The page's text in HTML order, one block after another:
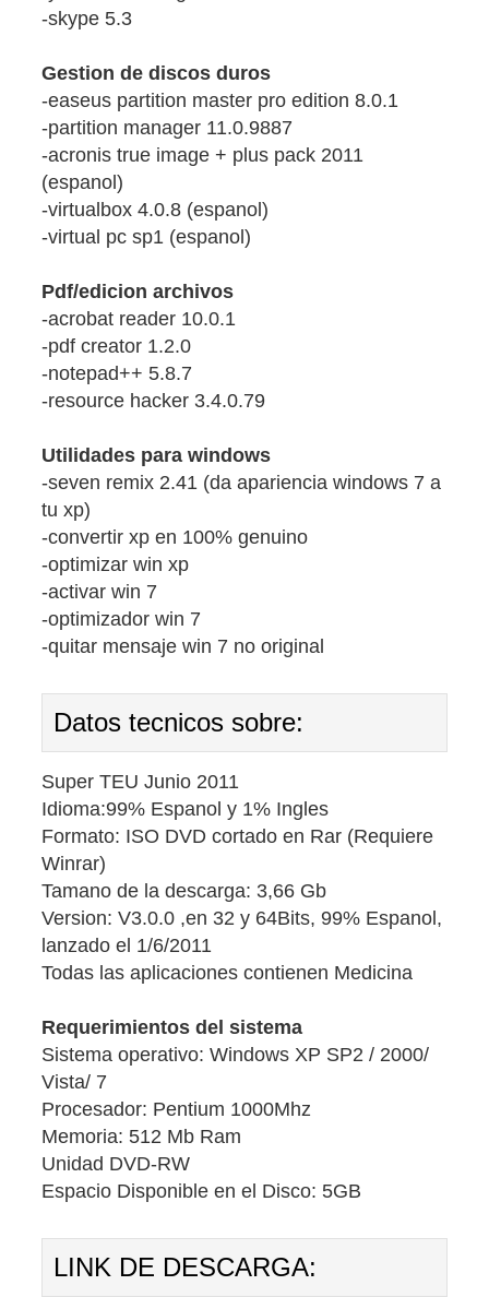
-skype 5.3
Gestion de discos duros
-easeus partition master pro edition 8.0.1
-partition manager 11.0.9887
-acronis true image + plus pack 2011
(espanol)
-virtualbox 4.0.8 (espanol)
-virtual pc sp1 (espanol)
Pdf/edicion archivos
-acrobat reader 10.0.1
-pdf creator 1.2.0
-notepad++ 5.8.7
-resource hacker 3.4.0.79
Utilidades para windows
-seven remix 2.41 (da apariencia windows 7 a
tu xp)
-convertir xp en 100% genuino
-optimizar win xp
-activar win 7
-optimizador win 7
-quitar mensaje win 7 no original
Datos tecnicos sobre:
Super TEU Junio 2011
Idioma:99% Espanol y 1% Ingles
Formato: ISO DVD cortado en Rar (Requiere
Winrar)
Tamano de la descarga: 3,66 Gb
Version: V3.0.0 ,en 32 y 64Bits, 99% Espanol,
lanzado el 1/6/2011
Todas las aplicaciones contienen Medicina
Requerimientos del sistema
Sistema operativo: Windows XP SP2 / 2000/
Vista/ 7
Procesador: Pentium 1000Mhz
Memoria: 512 Mb Ram
Unidad DVD-RW
Espacio Disponible en el Disco: 5GB
LINK DE DESCARGA: